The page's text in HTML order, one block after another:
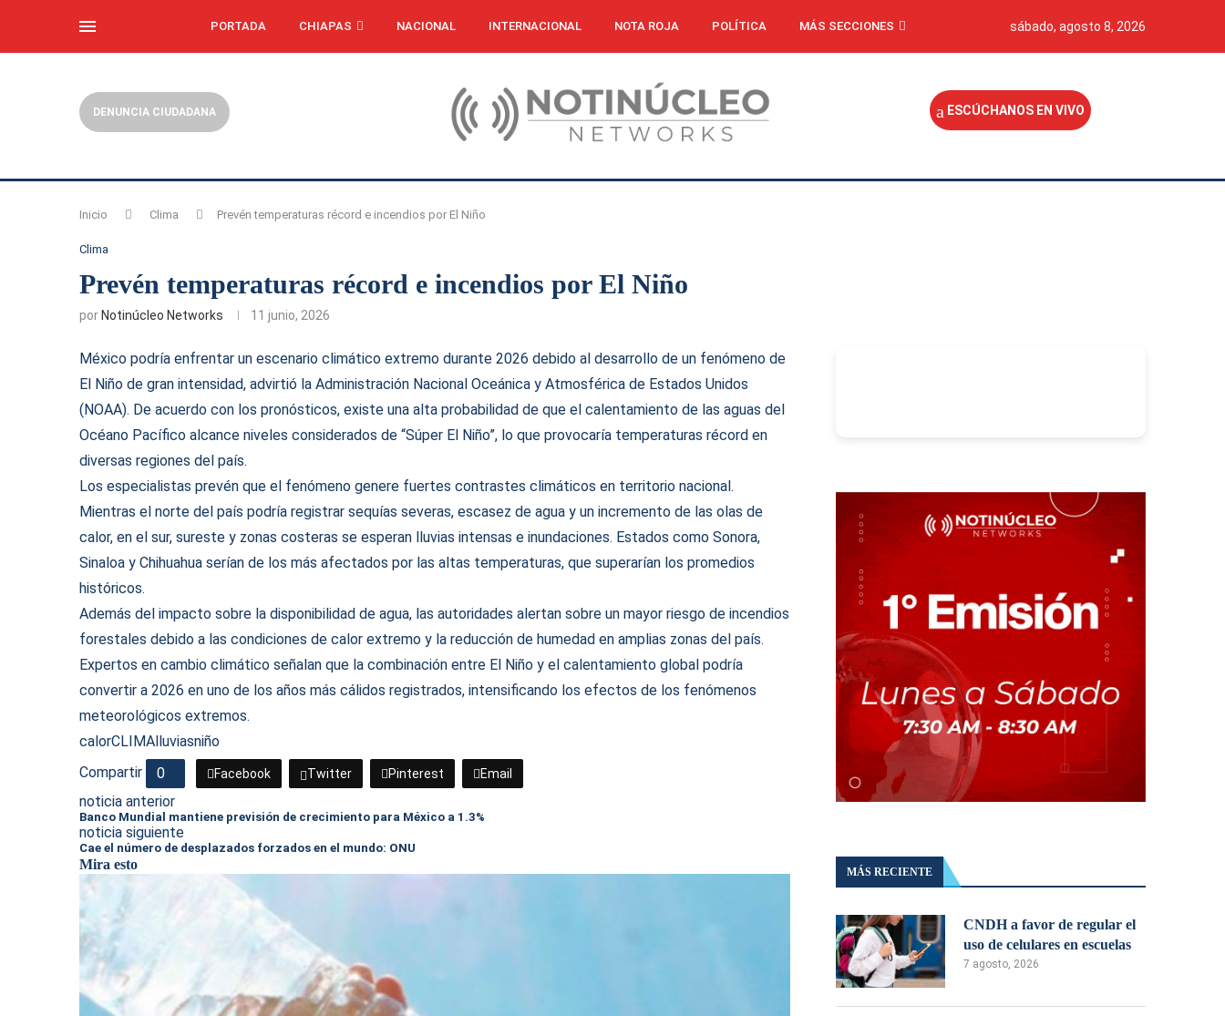
PORTADA CHIAPAS NACIONAL INTERNACIONAL NOTA ROJA POLÍTICA MÁS SECCIONES sábado, agosto 8, 2026
DENUNCIA CIUDADANA ESCÚCHANOS EN VIVO
Inicio Clima Prevén temperaturas récord e incendios por El Niño
Clima
Prevén temperaturas récord e incendios por El Niño
por Notinúcleo Networks 11 junio, 2026
México podría enfrentar un escenario climático extremo durante 2026 debido al desarrollo de un fenómeno de
El Niño de gran intensidad, advirtió la Administración Nacional Oceánica y Atmosférica de Estados Unidos
(NOAA). De acuerdo con los pronósticos, existe una alta probabilidad de que el calentamiento de las aguas del
Océano Pacífico alcance niveles considerados de “Súper El Niño”, lo que provocaría temperaturas récord en
diversas regiones del país.
Los especialistas prevén que el fenómeno genere fuertes contrastes climáticos en territorio nacional.
Mientras el norte del país podría registrar sequías severas, escasez de agua y un incremento de las olas de
calor, en el sur, sureste y zonas costeras se esperan lluvias intensas e inundaciones. Estados como Sonora,
Sinaloa y Chihuahua serían de los más afectados por las altas temperaturas, que superarían los promedios
históricos.
Además del impacto sobre la disponibilidad de agua, las autoridades alertan sobre un mayor riesgo de incendios
forestales debido a las condiciones de calor extremo y la reducción de humedad en amplias zonas del país.
Expertos en cambio climático señalan que la combinación entre El Niño y el calentamiento global podría
convertir a 2026 en uno de los años más cálidos registrados, intensificando los efectos de los fenómenos
meteorológicos extremos.
calorCLIMAlluviasniño
Compartir
0 Facebook Twitter Pinterest Email
noticia anterior
Banco Mundial mantiene previsión de crecimiento para México a 1.3%
noticia siguiente
Cae el número de desplazados forzados en el mundo: ONU
Mira esto MÁS RECIENTE
CNDH a favor de regular el
uso de celulares en escuelas
7 agosto, 2026